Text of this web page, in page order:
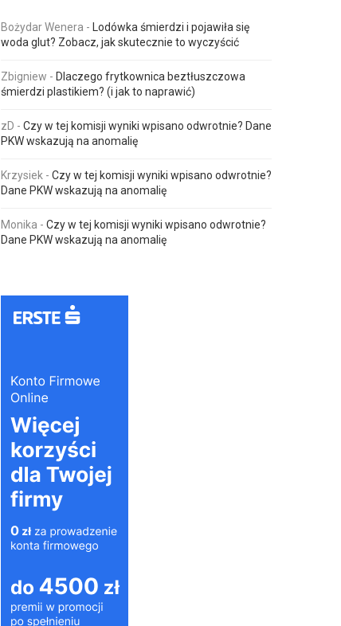
Bożydar Wenera -
Lodówka śmierdzi i pojawiła się
woda glut? Zobacz, jak skutecznie to wyczyścić
Zbigniew - Dlaczego frytkownica beztłuszczowa
śmierdzi plastikiem? (i jak to naprawić)
zD - Czy w tej komisji wyniki wpisano odwrotnie? Dane
PKW wskazują na anomalię
Krzysiek - Czy w tej komisji wyniki wpisano odwrotnie?
Dane PKW wskazują na anomalię
Monika - Czy w tej komisji wyniki wpisano odwrotnie?
Dane PKW wskazują na anomalię